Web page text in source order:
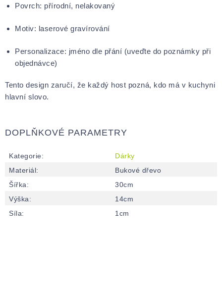
Povrch: přírodní, nelakovaný
Motiv: laserové gravírování
Personalizace: jméno dle přání (uveďte do poznámky při
objednávce)
Tento design zaručí, že každý host pozná, kdo má v kuchyni
hlavní slovo.
DOPLŇKOVÉ PARAMETRY
Kategorie:
Dárky
Materiál:
Bukové dřevo
Šířka:
30cm
Výška:
14cm
Síla: 1cm